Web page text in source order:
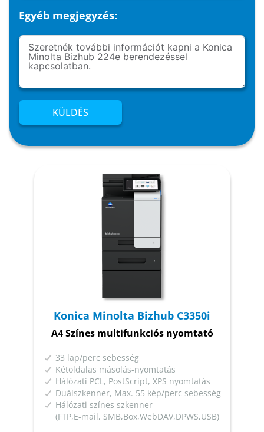
Egyéb megjegyzés:
KÜLDÉS
Konica Minolta Bizhub C3350i
A4 Színes multifunkciós nyomtató
33 lap/perc sebesség
Kétoldalas másolás-nyomtatás
Hálózati PCL, PostScript, XPS nyomtatás
Duálszkenner, Max. 55 kép/perc sebesség
Hálózati színes szkenner
(FTP,E-mail, SMB,Box,WebDAV,DPWS,USB)